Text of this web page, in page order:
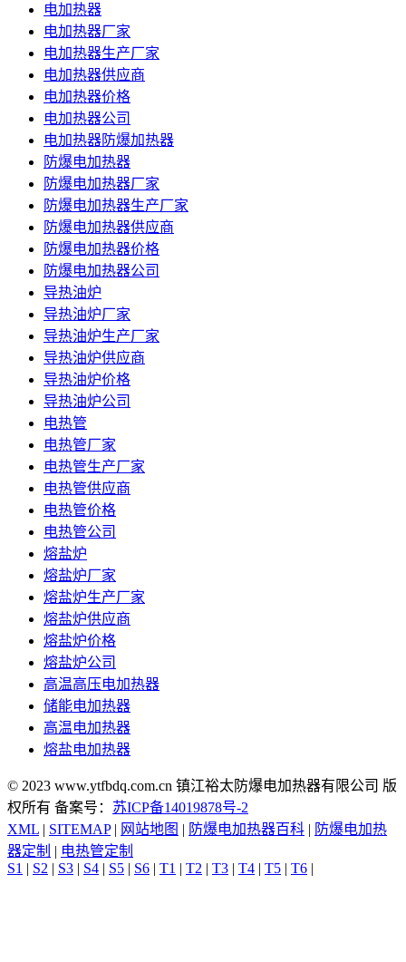
电加热器
电加热器厂家
电加热器生产厂家
电加热器供应商
电加热器价格
电加热器公司
电加热器防爆加热器
防爆电加热器
防爆电加热器厂家
防爆电加热器生产厂家
防爆电加热器供应商
防爆电加热器价格
防爆电加热器公司
导热油炉
导热油炉厂家
导热油炉生产厂家
导热油炉供应商
导热油炉价格
导热油炉公司
电热管
电热管厂家
电热管生产厂家
电热管供应商
电热管价格
电热管公司
熔盐炉
熔盐炉厂家
熔盐炉生产厂家
熔盐炉供应商
熔盐炉价格
熔盐炉公司
高温高压电加热器
储能电加热器
高温电加热器
熔盐电加热器
© 2023 www.ytfbdq.com.cn 镇江裕太防爆电加热器有限公司 版
权所有 备案号： 苏ICP备14019878号-2
XML | SITEMAP| 网站地图 | 防爆电加热器百科 | 防爆电加热
器定制 | 电热管定制
S1 | S2 | S3 | S4 | S5 | S6 | T1 | T2 | T3 | T4 | T5 | T6 |